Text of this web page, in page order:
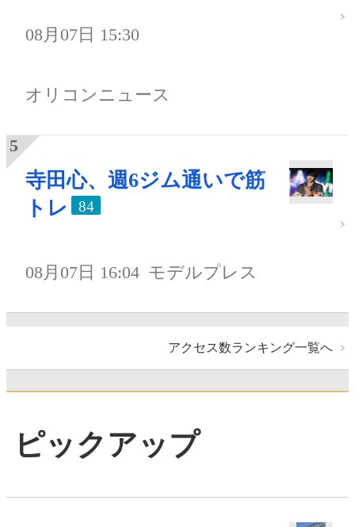
08月07日 15:30
オリコンニュース
寺田心、週6ジム通いで筋
トレ
84
08月07日 16:04 モデルプレス
アクセス数ランキング一覧へ
ピックアップ